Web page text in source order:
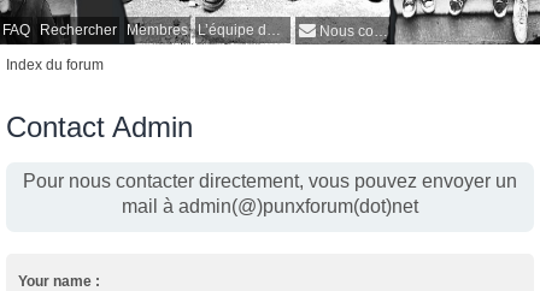
FAQ Rechercher Membres L’équipe du forum Nous contacter
Index du forum
Contact Admin
Pour nous contacter directement, vous pouvez envoyer un
mail à admin(@)punxforum(dot)net
Your name :